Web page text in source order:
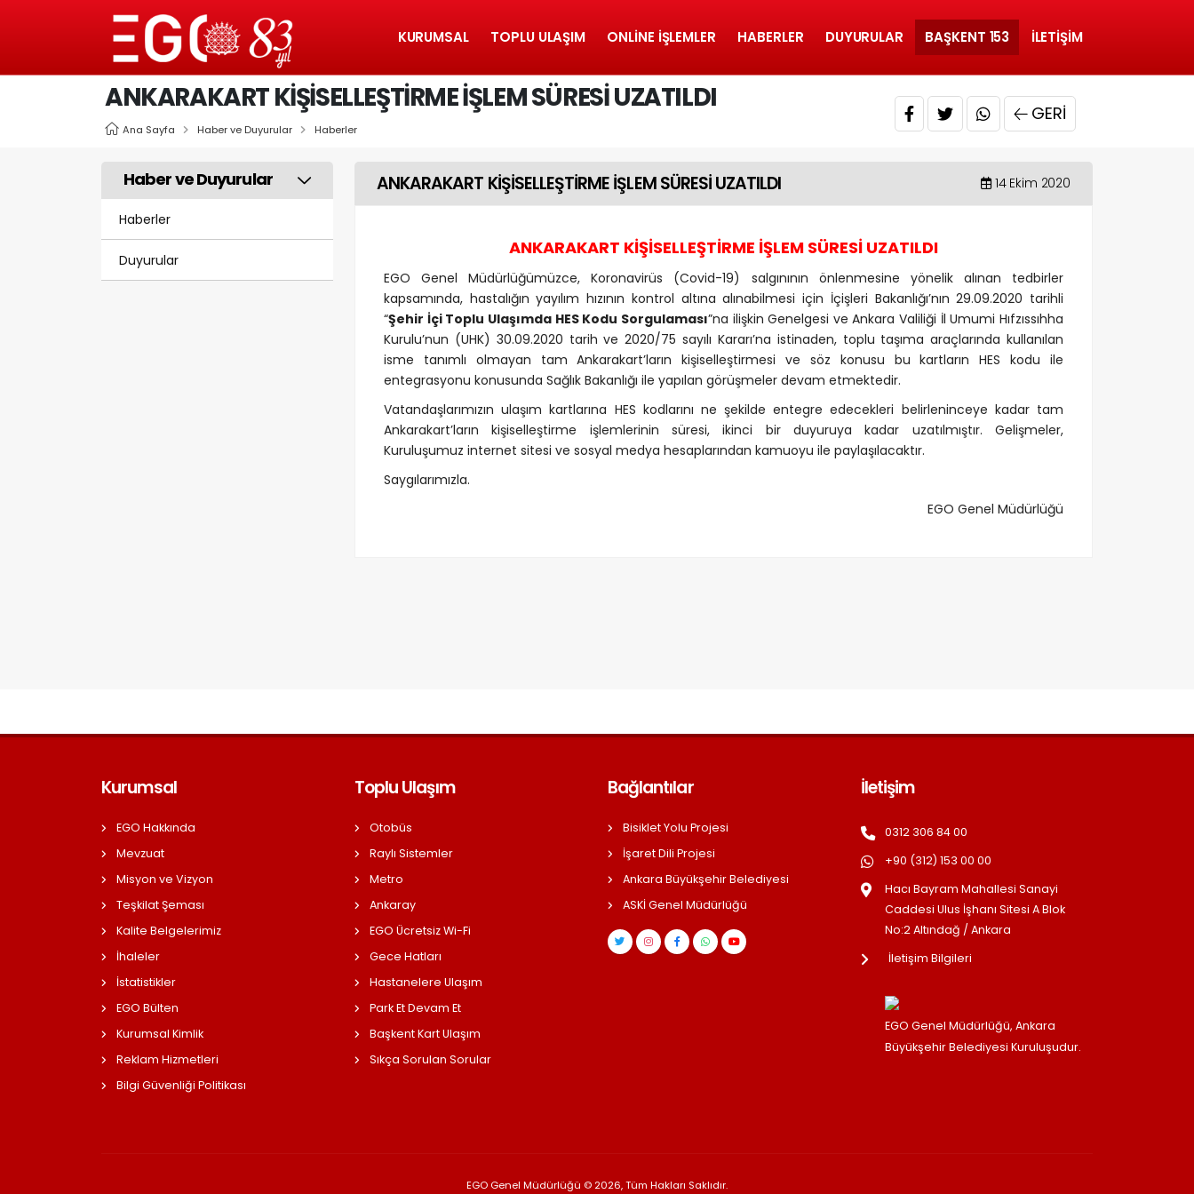
KURUMSAL TOPLU ULAŞIM ONLINE İŞLEMLER HABERLER DUYURULAR BAŞKENT 153 İLETIŞIM
ANKARAKART KİŞİSELLEŞTİRME İŞLEM SÜRESİ UZATILDI
Ana Sayfa Haber ve Duyurular Haberler
GERI
Haber ve Duyurular
Haberler
Duyurular
ANKARAKART KİŞİSELLEŞTİRME İŞLEM SÜRESİ UZATILDI 14 Ekim 2020
ANKARAKART KİŞİSELLEŞTİRME İŞLEM SÜRESİ UZATILDI
EGO Genel Müdürlüğümüzce, Koronavirüs (Covid-19) salgınının önlenmesine yönelik alınan tedbirler
kapsamında, hastalığın yayılım hızının kontrol altına alınabilmesi için İçişleri Bakanlığı’nın 29.09.2020 tarihli
“Şehir İçi Toplu Ulaşımda HES Kodu Sorgulaması”na ilişkin Genelgesi ve Ankara Valiliği İl Umumi Hıfzıssıhha
Kurulu’nun (UHK) 30.09.2020 tarih ve 2020/75 sayılı Kararı’na istinaden, toplu taşıma araçlarında kullanılan
isme tanımlı olmayan tam Ankarakart’ların kişiselleştirmesi ve söz konusu bu kartların HES kodu ile
entegrasyonu konusunda Sağlık Bakanlığı ile yapılan görüşmeler devam etmektedir.
Vatandaşlarımızın ulaşım kartlarına HES kodlarını ne şekilde entegre edecekleri belirleninceye kadar tam
Ankarakart’ların kişiselleştirme işlemlerinin süresi, ikinci bir duyuruya kadar uzatılmıştır. Gelişmeler,
Kuruluşumuz internet sitesi ve sosyal medya hesaplarından kamuoyu ile paylaşılacaktır.
Saygılarımızla.
EGO Genel Müdürlüğü
Kurumsal
EGO Hakkında
Mevzuat
Misyon ve Vizyon
Teşkilat Şeması
Kalite Belgelerimiz
İhaleler
İstatistikler
EGO Bülten
Kurumsal Kimlik
Reklam Hizmetleri
Bilgi Güvenliği Politikası
Toplu Ulaşım
Otobüs
Raylı Sistemler
Metro
Ankaray
EGO Ücretsiz Wi-Fi
Gece Hatları
Hastanelere Ulaşım
Park Et Devam Et
Başkent Kart Ulaşım
Sıkça Sorulan Sorular
Bağlantılar
Bisiklet Yolu Projesi
İşaret Dili Projesi
Ankara Büyükşehir Belediyesi
ASKİ Genel Müdürlüğü
İletişim
0312 306 84 00
+90 (312) 153 00 00
Hacı Bayram Mahallesi Sanayi
Caddesi Ulus İşhanı Sitesi A Blok
No:2 Altındağ / Ankara
İletişim Bilgileri
EGO Genel Müdürlüğü, Ankara
Büyükşehir Belediyesi Kuruluşudur.
EGO Genel Müdürlüğü © 2026, Tüm Hakları Saklıdır.